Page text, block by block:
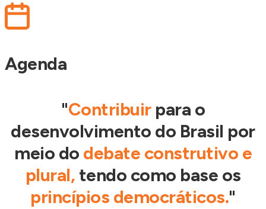
Agenda
"Contribuirpara o
desenvolvimento do Brasil por
meio do debate construtivo e
plural, tendo como base os
princípios democráticos."